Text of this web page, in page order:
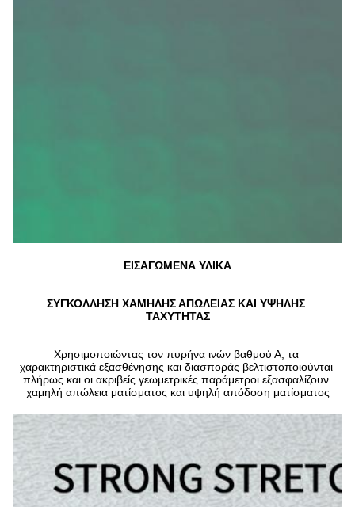
ΕΙΣΑΓΩΜΕΝΑ ΥΛΙΚΑ
ΣΥΓΚΟΛΛΗΣΗ ΧΑΜΗΛΗΣ ΑΠΩΛΕΙΑΣ ΚΑΙ ΥΨΗΛΗΣ
ΤΑΧΥΤΗΤΑΣ
Χρησιμοποιώντας τον πυρήνα ινών βαθμού Α, τα
χαρακτηριστικά εξασθένησης και διασποράς βελτιστοποιούνται
πλήρως και οι ακριβείς γεωμετρικές παράμετροι εξασφαλίζουν
χαμηλή απώλεια ματίσματος και υψηλή απόδοση ματίσματος